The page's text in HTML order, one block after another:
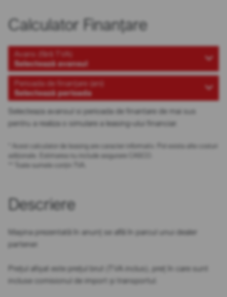
Calculator Finanțare
Avans (fără TVA)
Selectează avansul
Perioada de finanțare (ani)
Selectează perioada
Selecteaza avansul si perioada de finantare de mai sus
pentru a realiza o simulare a leasing-ului financiar.
* Acest calculator de leasing are caracter informativ. Pot exista alte costuri
adiționale. Estimarea nu include asigurare CASCO.
** Toate sumele conțin TVA.
Descriere
Mașina prezentată în anunț se află în parcul unui dealer
partener.
Prețul afișat este prețul brut (TVA inclus), preț în care sunt
incluse comisionul de import și transportul.